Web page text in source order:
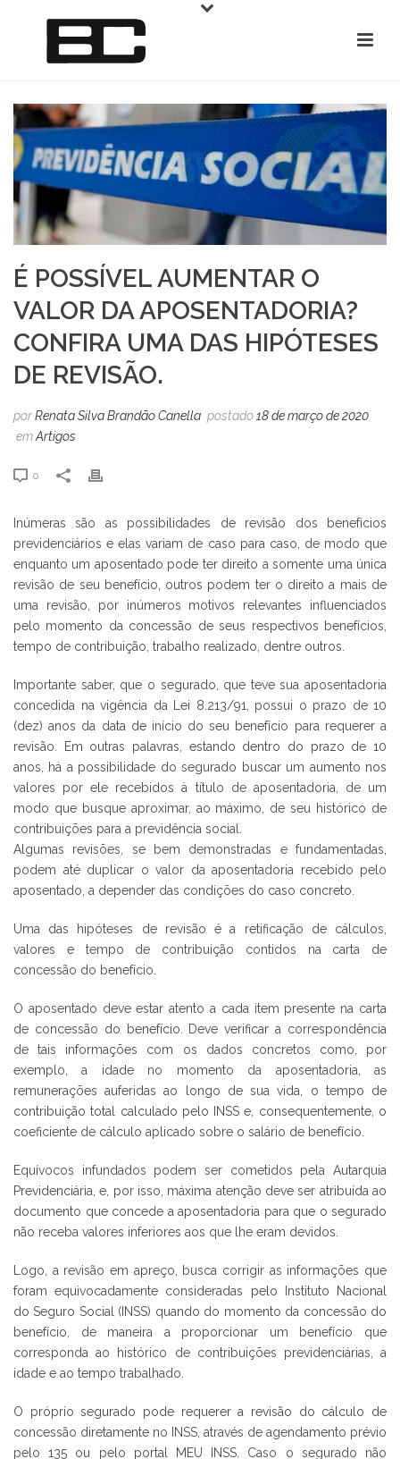
É POSSÍVEL AUMENTAR O
VALOR DA APOSENTADORIA?
CONFIRA UMA DAS HIPÓTESES
DE REVISÃO.
porRenata Silva Brandão Canella postado 18 de março de 2020
emArtigos
0
Inúmeras são as possibilidades de revisão dos benefícios
previdenciários e elas variam de caso para caso, de modo que
enquanto um aposentado pode ter direito a somente uma única
revisão de seu benefício, outros podem ter o direito a mais de
uma revisão, por inúmeros motivos relevantes influenciados
pelo momento da concessão de seus respectivos benefícios,
tempo de contribuição, trabalho realizado, dentre outros.
Importante saber, que o segurado, que teve sua aposentadoria
concedida na vigência da Lei 8.213/91, possui o prazo de 10
(dez) anos da data de início do seu benefício para requerer a
revisão. Em outras palavras, estando dentro do prazo de 10
anos, há a possibilidade do segurado buscar um aumento nos
valores por ele recebidos à título de aposentadoria, de um
modo que busque aproximar, ao máximo, de seu histórico de
contribuições para a previdência social.
Algumas revisões, se bem demonstradas e fundamentadas,
podem até duplicar o valor da aposentadoria recebido pelo
aposentado, a depender das condições do caso concreto.
Uma das hipóteses de revisão é a retificação de cálculos,
valores e tempo de contribuição contidos na carta de
concessão do benefício.
O aposentado deve estar atento a cada item presente na carta
de concessão do benefício. Deve verificar a correspondência
de tais informações com os dados concretos como, por
exemplo, a idade no momento da aposentadoria, as
remunerações auferidas ao longo de sua vida, o tempo de
contribuição total calculado pelo INSS e, consequentemente, o
coeficiente de cálculo aplicado sobre o salário de benefício.
Equívocos infundados podem ser cometidos pela Autarquia
Previdenciária, e, por isso, máxima atenção deve ser atribuída ao
documento que concede a aposentadoria para que o segurado
não receba valores inferiores aos que lhe eram devidos.
Logo, a revisão em apreço, busca corrigir as informações que
foram equivocadamente consideradas pelo Instituto Nacional
do Seguro Social (INSS) quando do momento da concessão do
benefício, de maneira a proporcionar um benefício que
corresponda ao histórico de contribuições previdenciárias, a
idade e ao tempo trabalhado.
O próprio segurado pode requerer a revisão do cálculo de
concessão diretamente no INSS, através de agendamento prévio
pelo 135 ou pelo portal MEU INSS. Caso o segurado não